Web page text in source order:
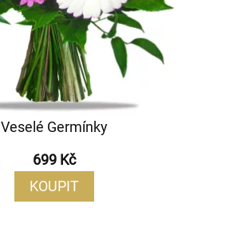
Veselé Germínky
699 Kč
KOUPIT